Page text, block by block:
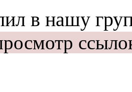
в нашу